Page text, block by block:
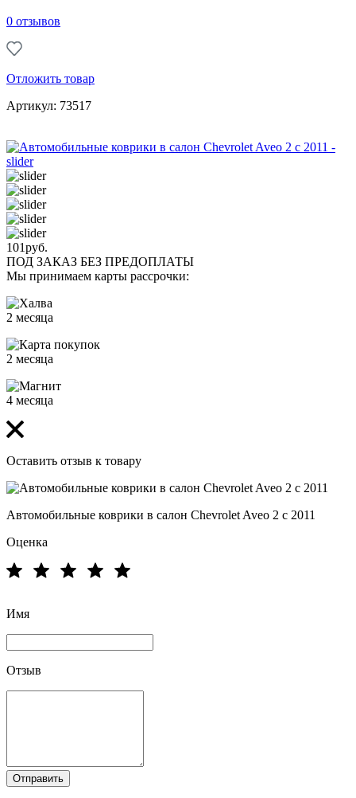
0 отзывов
Отложить товар
Артикул: 73517
101руб.
ПОД ЗАКАЗ БЕЗ ПРЕДОПЛАТЫ
Мы принимаем карты рассрочки:
2 месяца
2 месяца
4 месяца
Оставить отзыв к товару
Автомобильные коврики в салон Chevrolet Aveo 2 с 2011
Оценка
Имя
Отзыв
Отправить